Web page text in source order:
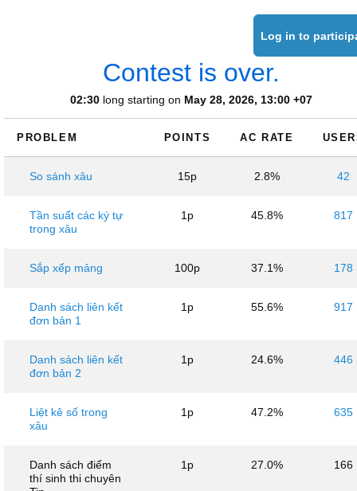
Contest is over.
02:30 long starting on May 28, 2026, 13:00 +07
PROBLEM POINTS AC RATE
So sánh xâu 15p 2.8% 42
Tần suất các ký tự
trong xâu
1p 45.8% 817
Sắp xếp mảng 100p 37.1% 178
Danh sách liên kết
đơn bản 1
1p 55.6% 917
Danh sách liên kết
đơn bản 2
1p 24.6% 446
Liệt kê số trong
xâu
1p 47.2% 635
Danh sách điểm
thí sinh thi chuyên
1p 27.0% 166